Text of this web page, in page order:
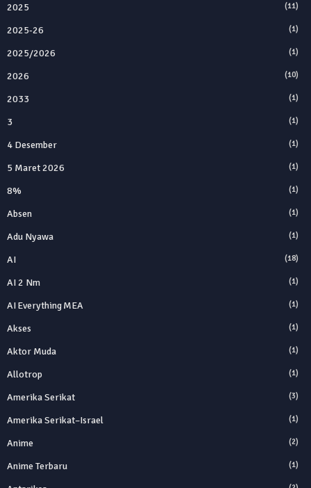
2025 (11)
2025‑26 (1)
2025/2026 (1)
2026 (10)
2033 (1)
3 (1)
4 Desember (1)
5 Maret 2026 (1)
8% (1)
Absen (1)
Adu Nyawa (1)
AI (18)
AI 2 Nm (1)
AI Everything MEA (1)
Akses (1)
Aktor Muda (1)
Allotrop (1)
Amerika Serikat (3)
Amerika Serikat–Israel (1)
Anime (2)
Anime Terbaru (1)